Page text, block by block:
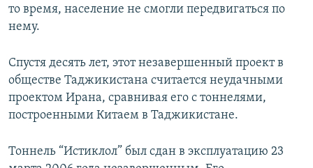
то время, население не смогли передвигаться по
нему.
Спустя десять лет, этот незавершенный проект в
обществе Таджикистана считается неудачными
проектом Ирана, сравнивая его с тоннелями,
построенными Китаем в Таджикистане.
Тоннель “Истиклол” был сдан в эксплуатацию 23